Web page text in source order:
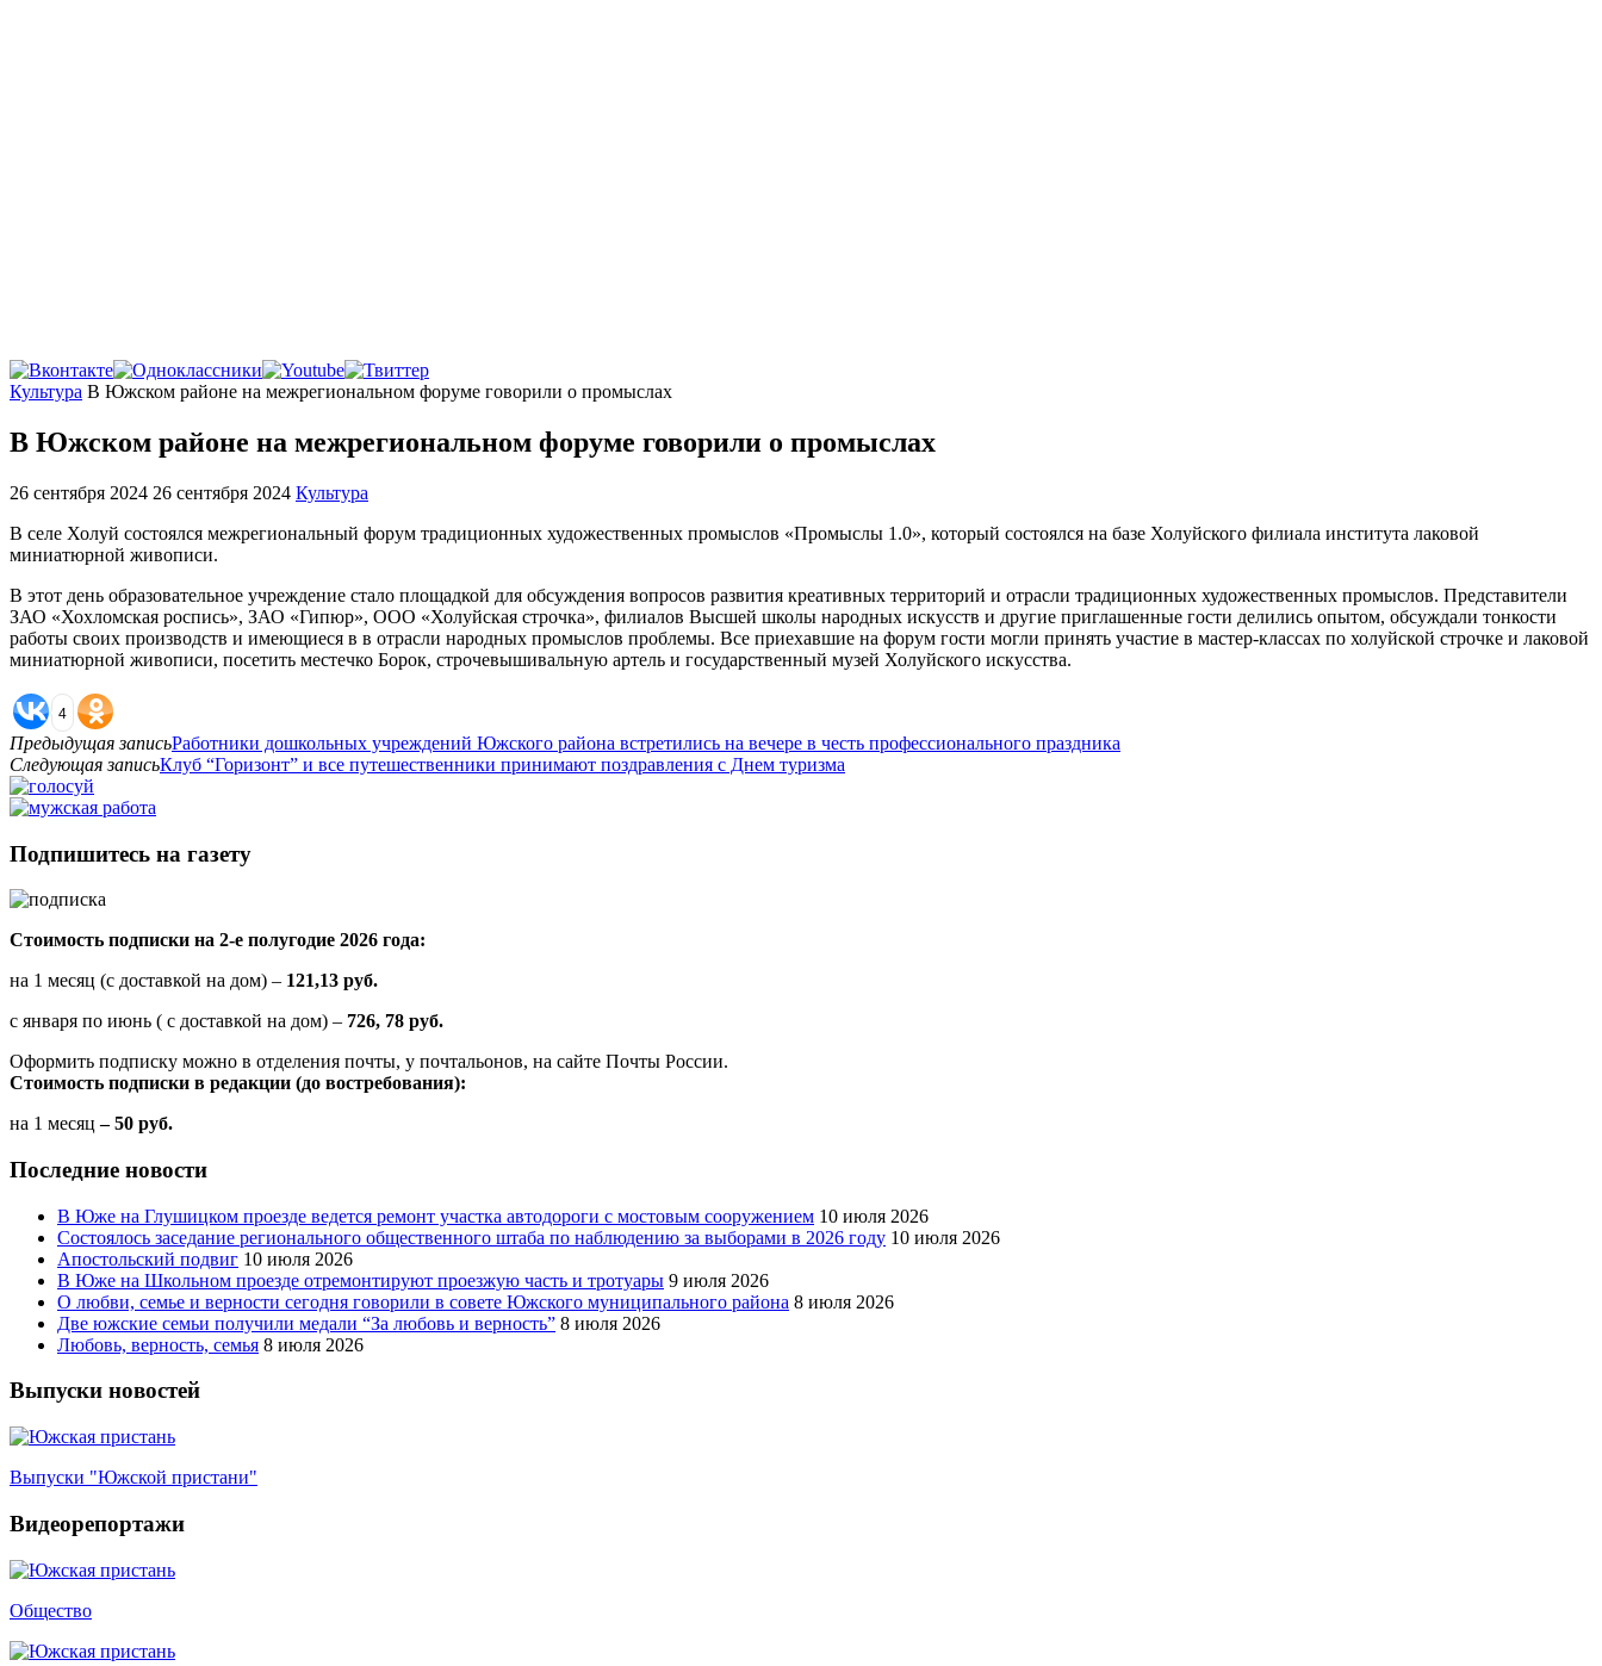
Главная
Культура В Южском районе на межрегиональном форуме говорили о промыслах
В Южском районе на межрегиональном форуме говорили о промыслах
26 сентября 2024 26 сентября 2024 Культура
В селе Холуй состоялся межрегиональный форум традиционных художественных промыслов «Промыслы 1.0», который состоялся на базе Холуйского филиала института лаковой
миниатюрной живописи.
В этот день образовательное учреждение стало площадкой для обсуждения вопросов развития креативных территорий и отрасли традиционных художественных промыслов. Представители
ЗАО «Хохломская роспись», ЗАО «Гипюр», ООО «Холуйская строчка», филиалов Высшей школы народных искусств и другие приглашенные гости делились опытом, обсуждали тонкости
работы своих производств и имеющиеся в в отрасли народных промыслов проблемы. Все приехавшие на форум гости могли принять участие в мастер-классах по холуйской строчке и лаковой
миниатюрной живописи, посетить местечко Борок, строчевышивальную артель и государственный музей Холуйского искусства.
4
Предыдущая записьРаботники дошкольных учреждений Южского района встретились на вечере в честь профессионального праздника
Следующая записьКлуб “Горизонт” и все путешественники принимают поздравления с Днем туризма
Подпишитесь на газету
Стоимость подписки на 2-е полугодие 2026 года:
на 1 месяц (с доставкой на дом) – 121,13 руб.
с января по июнь ( с доставкой на дом) – 726, 78 руб.
Оформить подписку можно в отделения почты, у почтальонов, на сайте Почты России.
Стоимость подписки в редакции (до востребования):
на 1 месяц – 50 руб.
Последние новости
В Юже на Глушицком проезде ведется ремонт участка автодороги с мостовым сооружением 10 июля 2026
Состоялось заседание регионального общественного штаба по наблюдению за выборами в 2026 году 10 июля 2026
Апостольский подвиг 10 июля 2026
В Юже на Школьном проезде отремонтируют проезжую часть и тротуары 9 июля 2026
О любви, семье и верности сегодня говорили в совете Южского муниципального района 8 июля 2026
Две южские семьи получили медали “За любовь и верность” 8 июля 2026
Любовь, верность, семья 8 июля 2026
Выпуски новостей
Выпуски "Южской пристани"
Видеорепортажи
Общество